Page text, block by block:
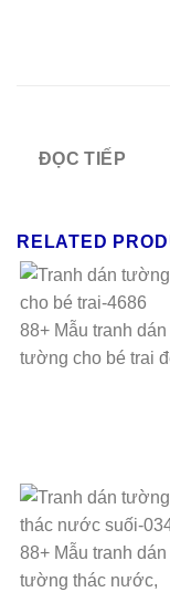
ĐỌC TIẾP
RELATED
88+ Mẫu tranh dán
tường cho bé trai
88+ Mẫu tranh dán
tường thác nước,